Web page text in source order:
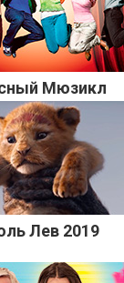
Мюзикл
Лев 2019